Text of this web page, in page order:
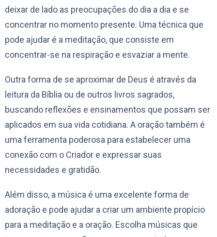
deixar de lado as preocupações do dia a dia e se
concentrar no momento presente. Uma técnica que
pode ajudar é a meditação, que consiste em
concentrar-se na respiração e esvaziar a mente.
Outra forma de se aproximar de Deus é através da
leitura da Bíblia ou de outros livros sagrados,
buscando reflexões e ensinamentos que possam ser
aplicados em sua vida cotidiana. A oração também é
uma ferramenta poderosa para estabelecer uma
conexão com o Criador e expressar suas
necessidades e gratidão.
Além disso, a música é uma excelente forma de
adoração e pode ajudar a criar um ambiente propício
para a meditação e a oração. Escolha músicas que